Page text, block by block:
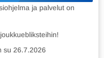
ja palvelut on
su 26.7.2026